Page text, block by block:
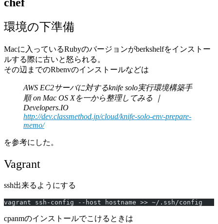
環境の下準備
Macに入っているRubyのバージョンがberkshelfをインストー
ルする際に古いと怒られる。
その辺までのRbenvのインストールなどは
AWS EC2サーバに対するknife solo実行環境構築手
順 on Mac OS Xを一から整理してみる ｜
Developers.IO
http://dev.classmethod.jp/cloud/knife-solo-env-prepare-
memo/
を参考にした。
Vagrant
ssh出来るようにする
vagrant ssh-config --host hostname >> ~/.ssh/config
cpanmのインストールでこけるときは